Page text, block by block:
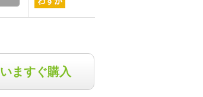
いますぐ購入